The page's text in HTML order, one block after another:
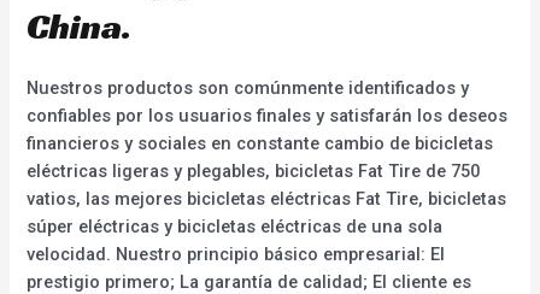
China.
Nuestros productos son comúnmente identificados y
confiables por los usuarios finales y satisfarán los deseos
financieros y sociales en constante cambio de bicicletas
eléctricas ligeras y plegables, bicicletas Fat Tire de 750
vatios, las mejores bicicletas eléctricas Fat Tire, bicicletas
súper eléctricas y bicicletas eléctricas de una sola
velocidad. Nuestro principio básico empresarial: El
prestigio primero; La garantía de calidad; El cliente es